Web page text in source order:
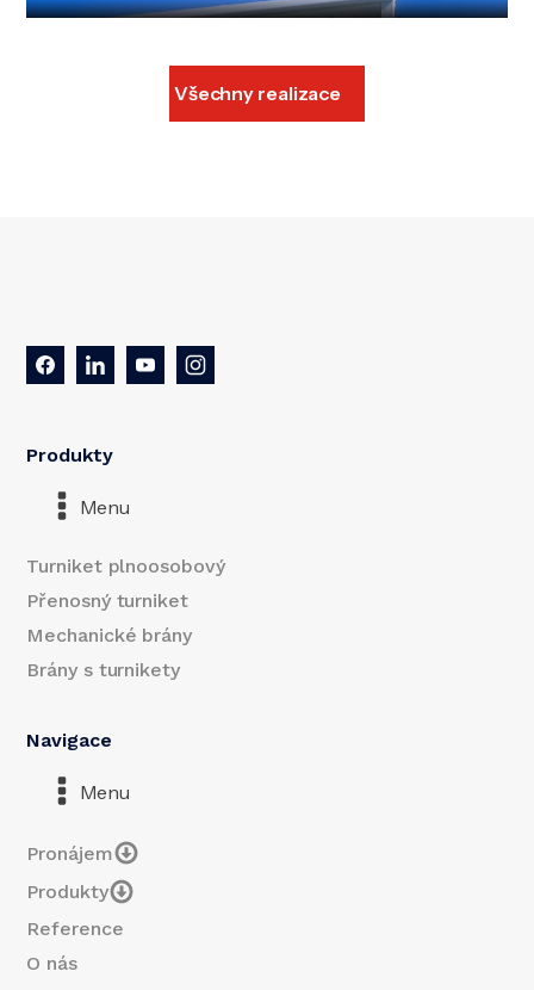
Všechny realizace
Produkty
Menu
Turniket plnoosobový
Přenosný turniket
Mechanické brány
Brány s turnikety
Navigace
Menu
Pronájem
Produkty
Reference
O nás